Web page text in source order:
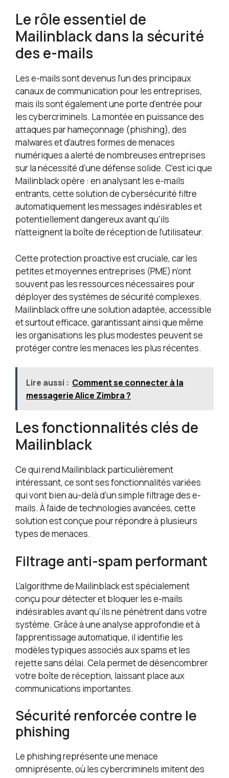
Le rôle essentiel de
Mailinblack dans la sécurité
des e-mails
Les e-mails sont devenus l’un des principaux
canaux de communication pour les entreprises,
mais ils sont également une porte d’entrée pour
les cybercriminels. La montée en puissance des
attaques par hameçonnage (phishing), des
malwares et d’autres formes de menaces
numériques a alerté de nombreuses entreprises
sur la nécessité d’une défense solide. C’est ici que
Mailinblack opère : en analysant les e-mails
entrants, cette solution de cybersécurité filtre
automatiquement les messages indésirables et
potentiellement dangereux avant qu’ils
n’atteignent la boîte de réception de l’utilisateur.
Cette protection proactive est cruciale, car les
petites et moyennes entreprises (PME) n’ont
souvent pas les ressources nécessaires pour
déployer des systèmes de sécurité complexes.
Mailinblack offre une solution adaptée, accessible
et surtout efficace, garantissant ainsi que même
les organisations les plus modestes peuvent se
protéger contre les menaces les plus récentes.
Lire aussi : Comment se connecter à la
messagerie Alice Zimbra ?
Les fonctionnalités clés de
Mailinblack
Ce qui rend Mailinblack particulièrement
intéressant, ce sont ses fonctionnalités variées
qui vont bien au-delà d’un simple filtrage des e-
mails. À l’aide de technologies avancées, cette
solution est conçue pour répondre à plusieurs
types de menaces.
Filtrage anti-spam performant
L’algorithme de Mailinblack est spécialement
conçu pour détecter et bloquer les e-mails
indésirables avant qu’ils ne pénètrent dans votre
système. Grâce à une analyse approfondie et à
l’apprentissage automatique, il identifie les
modèles typiques associés aux spams et les
rejette sans délai. Cela permet de désencombrer
votre boîte de réception, laissant place aux
communications importantes.
Sécurité renforcée contre le
phishing
Le phishing représente une menace
omniprésente, où les cybercriminels imitent des